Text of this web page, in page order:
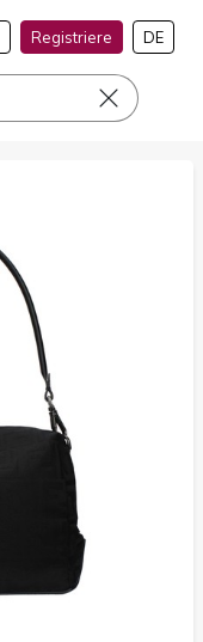
Registriere DE